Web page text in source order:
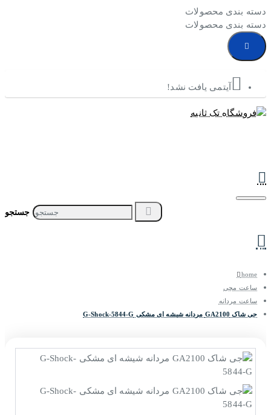
دسته بندی محصولات
دسته بندی محصولات
آیتمی یافت نشد!
home
ساعت مچی
ساعت مردانه
جی شاک GA2100 مردانه شیشه ای مشکی G-Shock-5844-G